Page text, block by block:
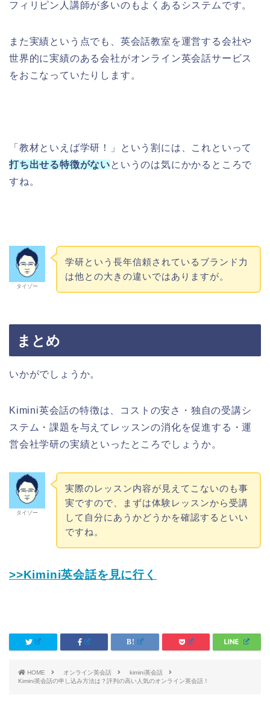
フィリピン人講師が多いのもよくあるシステムです。
また実績という点でも、英会話教室を運営する会社や
世界的に実績のある会社がオンライン英会話サービス
をおこなっていたりします。
「教材といえば学研！」という割には、これといって
打ち出せる特徴がないというのは気にかかるところで
すね。
タイゾー
学研という長年信頼されているブランド力
は他との大きの違いではありますが。
まとめ
いかがでしょうか。
Kimini英会話の特徴は、コストの安さ・独自の受講シ
ステム・課題を与えてレッスンの消化を促進する・運
営会社学研の実績といったところでしょうか。
タイゾー
実際のレッスン内容が見えてこないのも事
実ですので、まずは体験レッスンから受講
して自分にあうかどうかを確認するといい
ですね。
>>Kimini英会話を見に行く
HOME オンライン英会話
kimini英会話
Kimini英会話の申し込み方法は？評判の高い人気のオンライン英会話！